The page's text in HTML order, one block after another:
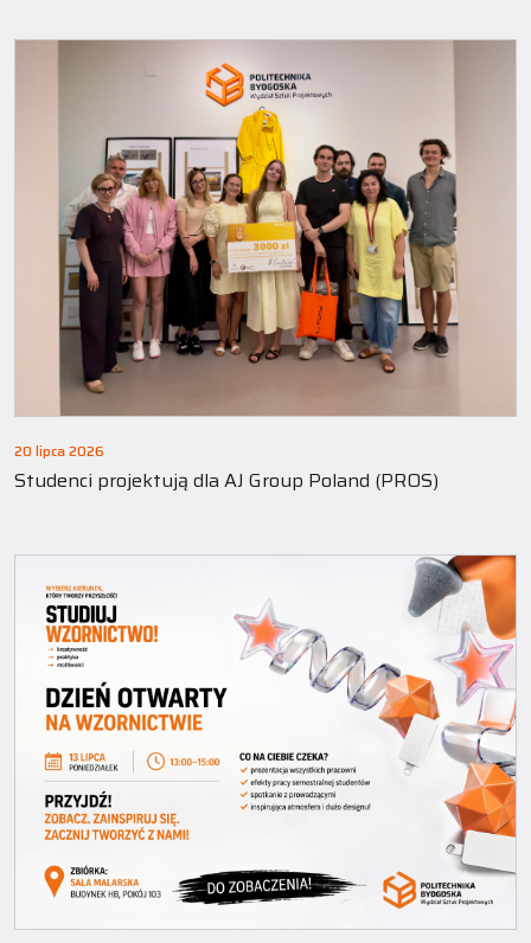
20 lipca 2026
Studenci projektują dla AJ Group Poland (PROS)